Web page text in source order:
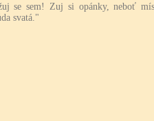
se sem! Zuj si opánky, neboť
svatá."